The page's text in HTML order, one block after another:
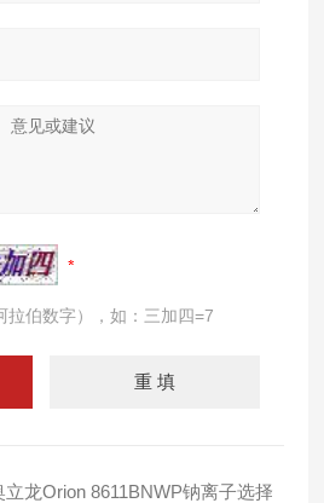
拉伯数字），如：三加四=7
立龙Orion 8611BNWP钠离子选择